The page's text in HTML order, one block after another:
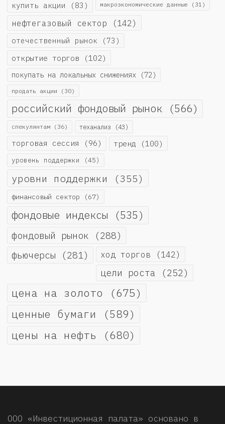
купить акции (83) макроэкономические данные (31)
нефтегазовый сектор (142)
отечественный рынок (73)
открытие торгов (102)
покупать на локальных снижениях (72)
продать акции (30)
российский фондовый рынок (566)
спекулянтам (36) теханализ (43)
торговая сессия (96) тренд (100)
уровень поддержки (45)
уровни поддержки (355)
финансовый сектор (67)
фондовые индексы (535)
фондовый рынок (288)
фьючерсы (281) ход торгов (142)
цели роста (252)
цена на золото (675)
ценные бумаги (589)
цены на нефть (680)
ООО «Инвестиционная палата» основано в